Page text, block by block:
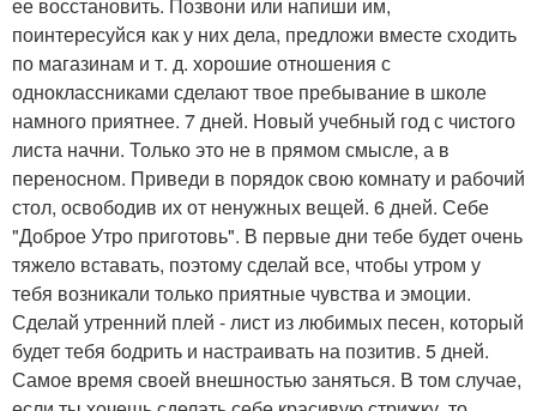
поинтересуйся как у них дела, предложи вместе сходить
по магазинам и т. д. хорошие отношения с
одноклассниками сделают твое пребывание в школе
намного приятнее. 7 дней. Новый учебный год с чистого
листа начни. Только это не в прямом смысле, а в
переносном. Приведи в порядок свою комнату и рабочий
стол, освободив их от ненужных вещей. 6 дней. Себе
"Доброе Утро приготовь". В первые дни тебе будет очень
тяжело вставать, поэтому сделай все, чтобы утром у
тебя возникали только приятные чувства и эмоции.
Сделай утренний плей - лист из любимых песен, который
будет тебя бодрить и настраивать на позитив. 5 дней.
Самое время своей внешностью заняться. В том случае,